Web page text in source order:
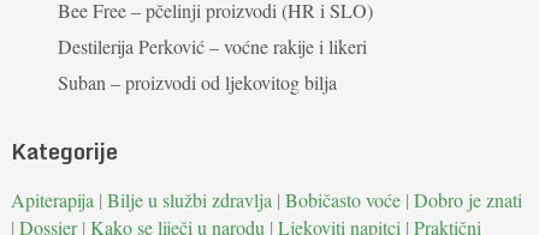
Bee Free – pčelinji proizvodi (HR i SLO)
Destilerija Perković – voćne rakije i likeri
Suban – proizvodi od ljekovitog bilja
Kategorije
Apiterapija | Bilje u službi zdravlja | Bobičasto voće| Dobro je znati
| Dossier| Kako se liječi u narodu | Ljekoviti napitci | Praktični